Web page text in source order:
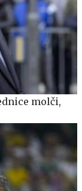
molči,